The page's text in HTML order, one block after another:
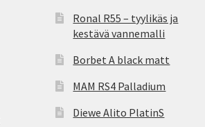
Ronal R55 – tyylikäs ja
kestävä vannemalli
Borbet A black matt
MAM RS4 Palladium
Diewe Alito PlatinS